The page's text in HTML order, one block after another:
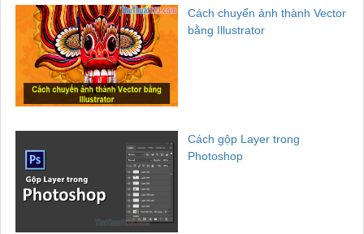
Cách chuyển ảnh thành Vector
bằng Illustrator
Cách gộp Layer trong
Photoshop